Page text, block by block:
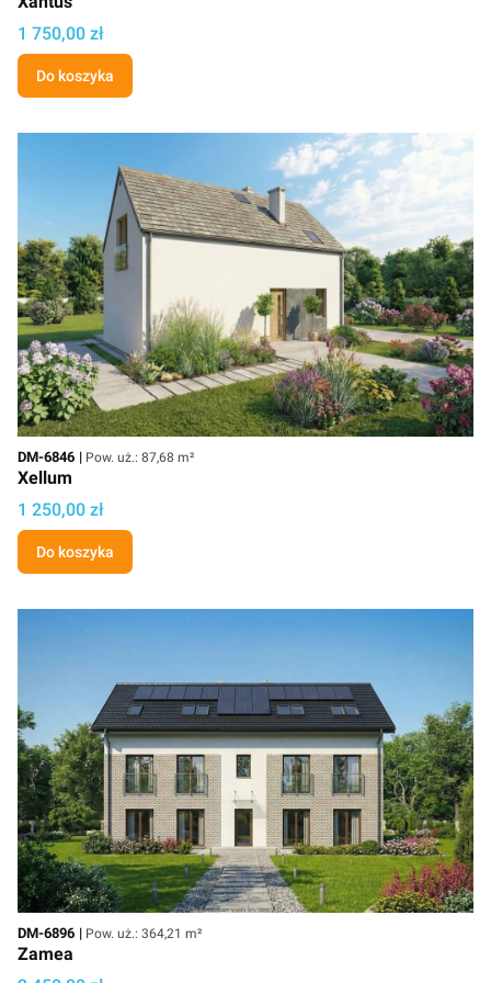
Cena projektu
1 750,00 zł
Do koszyka
Kod
DM-6846 Powierzchnia użytkowa
Pow. uż.: 87,68 m²
Xellum
Cena projektu
1 250,00 zł
Do koszyka
Kod
DM-6896 Powierzchnia użytkowa
Pow. uż.: 364,21 m²
Zamea